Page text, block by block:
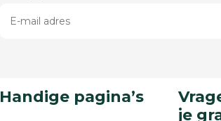
Handige pagina’s
je